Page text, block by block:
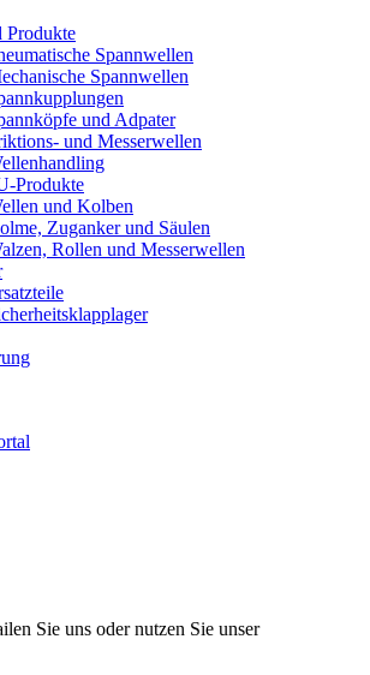
Produkte
Spannwellen
Spannwellen
und Adpater
und Messerwellen
Produkte
und Kolben
Zuganker und Säulen
Rollen und Messerwellen
Sie uns oder nutzen Sie unser